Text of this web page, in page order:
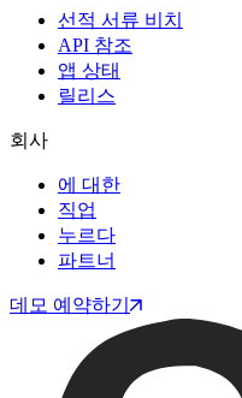
선적 서류 비치
API 참조
앱 상태
릴리스
회사
에 대한
직업
누르다
파트너
데모 예약하기